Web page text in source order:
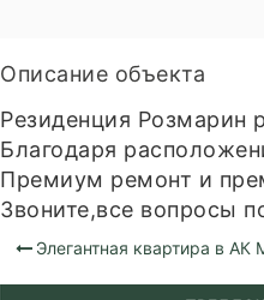
Описание объекта
Резиденция Розмарин
Благодаря
Премиум ремонт и
Звоните,все вопросы
Элегантная квартира в АК